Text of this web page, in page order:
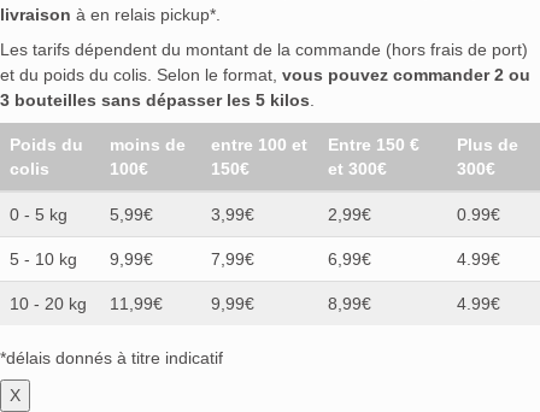
livraison à en relais pickup*.
Les tarifs dépendent du montant de la commande (hors frais de port)
et du poids du colis. Selon le format, vous pouvez commander 2 ou
3 bouteilles sans dépasser les 5 kilos
Poids du
colis
moins de
100€
entre 100 et
150€
Entre 150 €
et 300€
Plus de
300€
0 - 5 kg 5,99€ 3,99€ 2,99€ 0.99€
5 - 10 kg 9,99€ 7,99€ 6,99€ 4.99€
10 - 20 kg 11,99€ 9,99€ 8,99€ 4.99€
*délais donnés à titre indicatif
X